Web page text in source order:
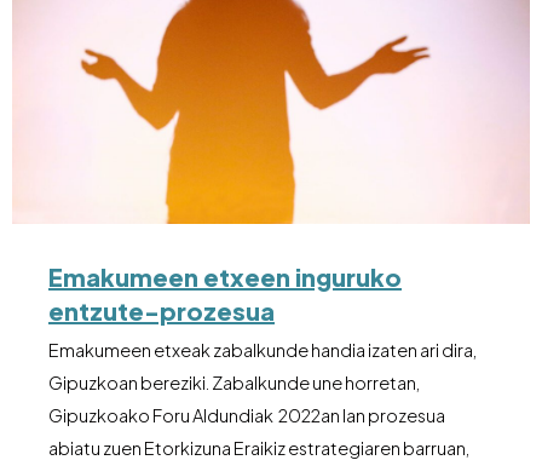
Emakumeen etxeen inguruko
entzute-prozesua
Emakumeen etxeak zabalkunde handia izaten ari dira,
Gipuzkoan bereziki. Zabalkunde une horretan,
Gipuzkoako Foru Aldundiak 2022an lan prozesua
abiatu zuen Etorkizuna Eraikiz estrategiaren barruan,